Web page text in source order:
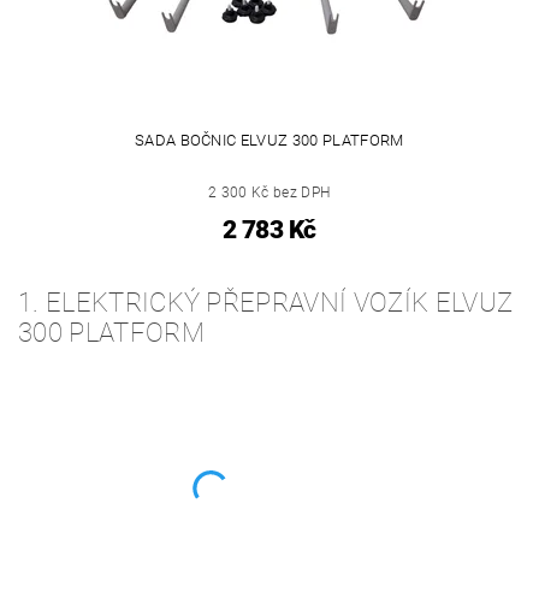
SADA BOČNIC ELVUZ 300 PLATFORM
2 300 Kč bez DPH
2 783 Kč
1. ELEKTRICKÝ PŘEPRAVNÍ VOZÍK ELVUZ
300 PLATFORM